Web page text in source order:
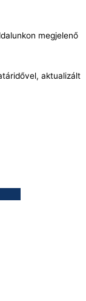
megjelenő
aktualizált